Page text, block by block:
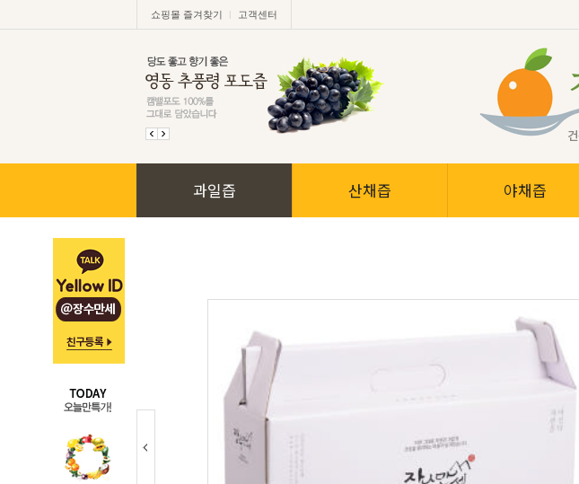
쇼핑몰 즐겨찾기 | 고객센터
과일즙 산채즙 야채즙